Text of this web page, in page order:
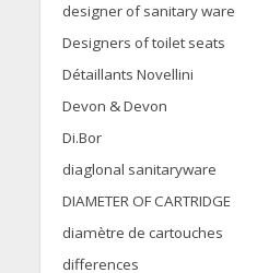
designer of sanitary ware
Designers of toilet seats
Détaillants Novellini
Devon & Devon
Di.Bor
diaglonal sanitaryware
DIAMETER OF CARTRIDGE
diamètre de cartouches
differences